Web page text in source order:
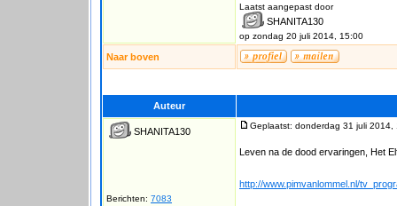
Laatst aangepast door
SHANITA130
op zondag 20 juli 2014, 15:00
Naar boven
Auteur
SHANITA130
Berichten: 7083
Geplaatst: donderdag 31 juli 2014,
Leven na de dood ervaringen, Het
http://www.pimvanlommel.nl/